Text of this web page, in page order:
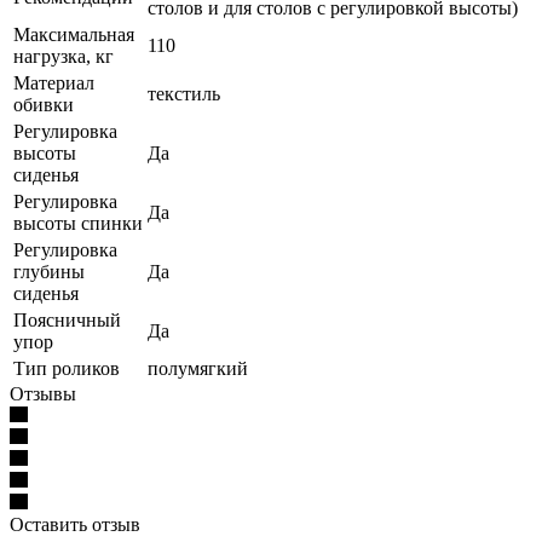
столов и для столов с регулировкой высоты)
Максимальная
нагрузка, кг
110
Материал
обивки
текстиль
Регулировка
высоты
сиденья
Да
Регулировка
высоты спинки
Да
Регулировка
глубины
сиденья
Да
Поясничный
упор
Да
Тип роликов
полумягкий
Отзывы
Оставить отзыв